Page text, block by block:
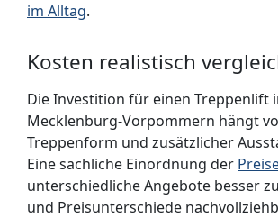
im Alltag.
Kosten realistisch
Die Investition für einen Treppenlift
Mecklenburg-Vorpommern hängt
Treppenform und zusätzlicher
Eine sachliche Einordnung der
unterschiedliche Angebote besser
und Preisunterschiede